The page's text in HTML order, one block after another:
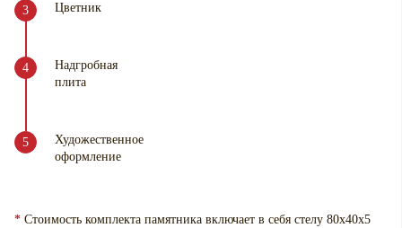
Цветник
Надгробная
плита
Художественное
оформление
* Стоимость комплекта памятника включает в себя стелу 80х40х5